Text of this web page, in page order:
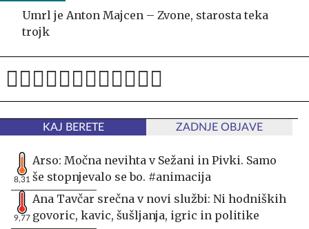
Umrl je Anton Majcen – Zvone, starosta teka
trojk
KAJ BERETE ZADNJE OBJAVE
8,31
Arso: Močna nevihta v Sežani in Pivki. Samo
še stopnjevalo se bo. #animacija
9,77
Ana Tavčar srečna v novi službi: Ni hodniških
govoric, kavic, šušljanja, igric in politike